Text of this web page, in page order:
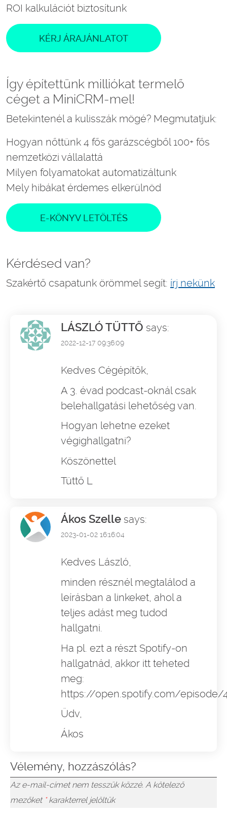
ROI kalkulációt biztosítunk
KÉRJ ÁRAJÁNLATOT
Így építettünk milliókat termelő
céget a MiniCRM-mel!
Betekintenél a kulisszák mögé? Megmutatjuk:
Hogyan nőttünk 4 fős garázscégből 100+ fős
nemzetközi vállalattá
Milyen folyamatokat automatizáltunk
Mely hibákat érdemes elkerülnöd
E-KÖNYV LETÖLTÉS
Kérdésed van?
Szakértő csapatunk örömmel segít: írj nekünk
Ákos Szelle says:
2023-01-02 16:16:04
Kedves László,
minden résznél megtalálod a
leírásban a linkeket, ahol a
teljes adást meg tudod
hallgatni.
Ha pl. ezt a részt Spotify-on
hallgatnád, akkor itt teheted
meg:
https://open.spotify.com/episode/
Üdv,
Ákos
LÁSZLÓ TÜTTŐ says:
2022-12-17 09:36:09
Kedves Cégépítők,
A 3. évad podcast-oknál csak
belehallgatási lehetőség van.
Hogyan lehetne ezeket
végighallgatni?
Köszönettel
Tüttő L
Vélemény, hozzászólás?
Az e-mail-címet nem tesszük közzé. A kötelező
mezőket *karakterrel jelöltük